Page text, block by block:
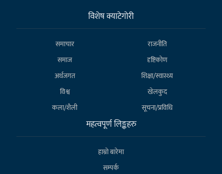
विशेष क्याटेगाेरी
समाचार
राजनीति
समाज
दृष्टिकोण
अर्थजगत
शिक्षा/स्वास्थ्य
विश्व
खेलकुद
कला/शैली
सूचना/प्रविधि
महत्वपूर्ण लिङ्कहरु
हाम्राे बारेमा
सम्पर्क